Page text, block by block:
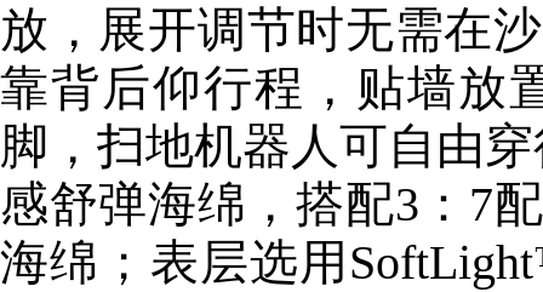
放，展开调节时无需在
靠背后仰行程，贴墙放
脚，扫地机器人可自由
感舒弹海绵，搭配3：7
海绵；表层选用